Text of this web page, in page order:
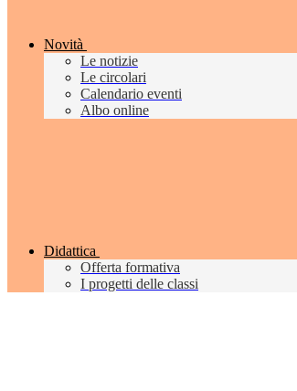
Novità
Le notizie
Le circolari
Calendario eventi
Albo online
Didattica
Offerta formativa
I progetti delle classi